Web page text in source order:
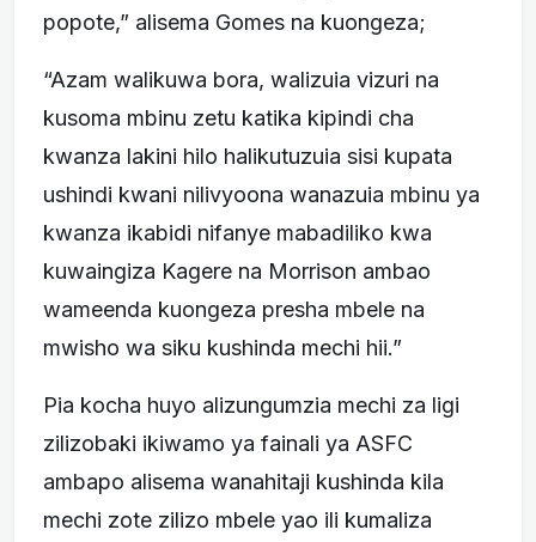
popote,” alisema Gomes na kuongeza;
“Azam walikuwa bora, walizuia vizuri na
kusoma mbinu zetu katika kipindi cha
kwanza lakini hilo halikutuzuia sisi kupata
ushindi kwani nilivyoona wanazuia mbinu ya
kwanza ikabidi nifanye mabadiliko kwa
kuwaingiza Kagere na Morrison ambao
wameenda kuongeza presha mbele na
mwisho wa siku kushinda mechi hii.”
Pia kocha huyo alizungumzia mechi za ligi
zilizobaki ikiwamo ya fainali ya ASFC
ambapo alisema wanahitaji kushinda kila
mechi zote zilizo mbele yao ili kumaliza